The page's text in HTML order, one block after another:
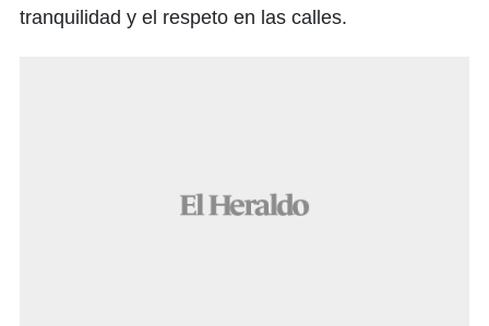
tranquilidad y el respeto en las calles.